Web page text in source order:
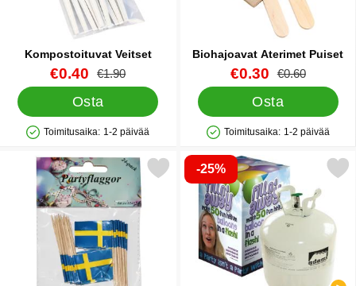
Kompostoituvat Veitset
Tuote.nro 35328
uusi hinta
€0.40 vanha hinta
€1.90
Osta
Saatavuus: Varastossa
Toimitusaika: 1-2 päivää
Biohajoavat Aterimet Puiset
Tuote.nro 31556
uusi hinta
€0.30 vanha hinta
€0.60
Osta
Saatavuus: Varastossa
Toimitusaika: 1-2 päivää
Merkitse cocktailtikut Ruotsin Lippu 24 kpl suosikiksi
-25%
Merkitse heliumsetti 30